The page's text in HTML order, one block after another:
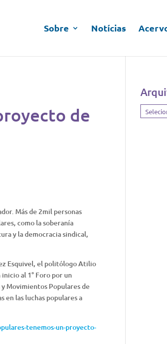
Sobre Notícias
de
Más de 2mil personas
como la soberanía
y la democracia sindical,
Esquivel, el politólogo Atilio
al 1° Foro por un
Movimientos Populares de
en las luchas populares a
tenemos-un-proyecto-